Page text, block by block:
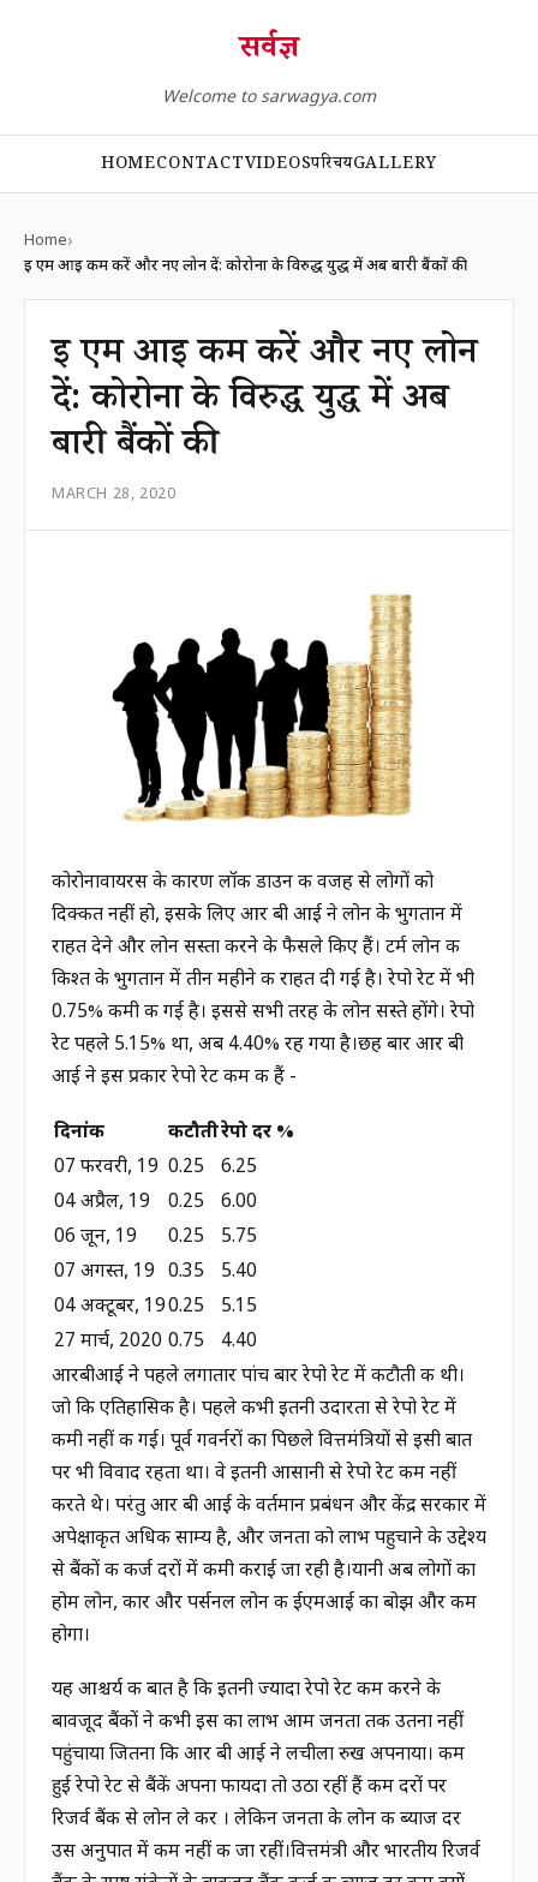
सर्वज्ञ
Welcome to sarwagya.com
HOMECONTACTVIDEOSपरिचयGALLERY
Home
ई एम आई कम करें और नए लोन दें: कोरोना के विरुद्ध युद्ध में अब बारी बैंकों की
ई एम आई कम करें और नए लोन
दें: कोरोना के विरुद्ध युद्ध में अब
बारी बैंकों की
MARCH 28, 2020
कोरोनावायरस के कारण लॉक डाउन की वजह से लोगों को
दिक्कत नहीं हो, इसके लिए आर बी आई ने लोन के भुगतान में
राहत देने और लोन सस्ता करने के फैसले किए हैं। टर्म लोन की
किश्त के भुगतान में तीन महीने की राहत दी गई है। रेपो रेट में भी
0.75% कमी की गई है। इससे सभी तरह के लोन सस्ते होंगे। रेपो
रेट पहले 5.15% था, अब 4.40% रह गया है।छह बार आर बी
आई ने इस प्रकार रेपो रेट कम की हैं -
दिनांक कटौतीरेपो दर %
07 फरवरी, 19 0.25
6.25
04 अप्रैल, 19
0.25
6.00
06 जून, 19
0.25
5.75
07 अगस्त, 19 0.35
5.40
04 अक्टूबर, 190.25
5.15
27 मार्च, 2020 0.75
4.40
आरबीआई ने पहले लगातार पांच बार रेपो रेट में कटौती की थी।
जो कि एतिहासिक है। पहले कभी इतनी उदारता से रेपो रेट में
कमी नहीं की गई। पूर्व गवर्नरों का पिछले वित्तमंत्रियों से इसी बात
पर भी विवाद रहता था। वे इतनी आसानी से रेपो रेट कम नहीं
करते थे। परंतु आर बी आई के वर्तमान प्रबंधन और केंद्र सरकार में
अपेक्षाकृत अधिक साम्य है, और जनता को लाभ पहुचाने के उद्देश्य
से बैंकों की कर्ज दरों में कमी कराई जा रही है।यानी अब लोगों का
होम लोन, कार और पर्सनल लोन की ईएमआई का बोझ और कम
होगा।
यह आश्चर्य की बात है कि इतनी ज्यादा रेपो रेट कम करने के
बावजूद बैंकों ने कभी इस का लाभ आम जनता तक उतना नहीं
पहुंचाया जितना कि आर बी आई ने लचीला रुख अपनाया। कम
हुई रेपो रेट से बैंकें अपना फायदा तो उठा रहीं हैं कम दरों पर
रिजर्व बैंक से लोन ले कर । लेकिन जनता के लोन की ब्याज दर
उस अनुपात में कम नहीं की जा रहीं।वित्तमंत्री और भारतीय रिजर्व